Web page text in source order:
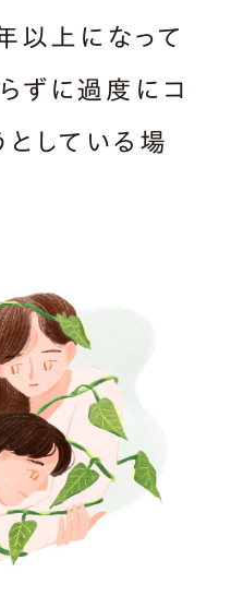
以上になって
ずに過度にコ
としている場